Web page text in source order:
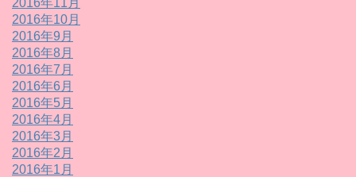
2016年11月
2016年10月
2016年9月
2016年8月
2016年7月
2016年6月
2016年5月
2016年4月
2016年3月
2016年2月
2016年1月